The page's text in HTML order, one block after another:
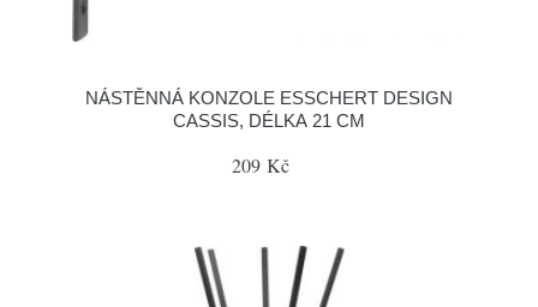
NÁSTĚNNÁ KONZOLE ESSCHERT DESIGN
CASSIS, DÉLKA 21 CM
209 Kč